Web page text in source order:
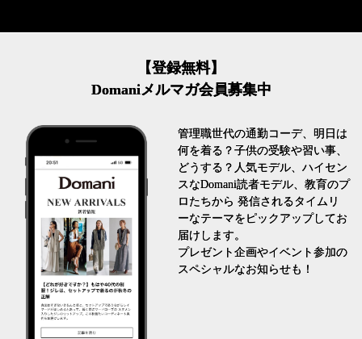
【登録無料】
Domaniメルマガ会員募集中
管理職世代の通勤コーデ、明日は
何を着る？子供の受験や習い事、
どうする？人気モデル、ハイセン
スなDomani読者モデル、教育のプ
ロたちから 発信されるタイムリ
ーなテーマをピックアップしてお
届けします。
プレゼント企画やイベント参加の
スペシャルなお知らせも！